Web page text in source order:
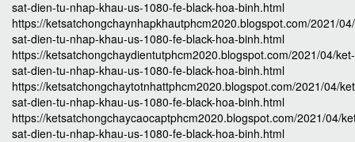
sat-dien-tu-nhap-khau-us-1080-fe-black-hoa-binh.html
https://ketsatchongchaynhapkhautphcm2020.blogspot.com/2021/
sat-dien-tu-nhap-khau-us-1080-fe-black-hoa-binh.html
https://ketsatchongchaydientutphcm2020.blogspot.com/2021/04/ket-
sat-dien-tu-nhap-khau-us-1080-fe-black-hoa-binh.html
https://ketsatchongchaytotnhattphcm2020.blogspot.com/2021/04/
sat-dien-tu-nhap-khau-us-1080-fe-black-hoa-binh.html
https://ketsatchongchaycaocaptphcm2020.blogspot.com/2021/04/
sat-dien-tu-nhap-khau-us-1080-fe-black-hoa-binh.html